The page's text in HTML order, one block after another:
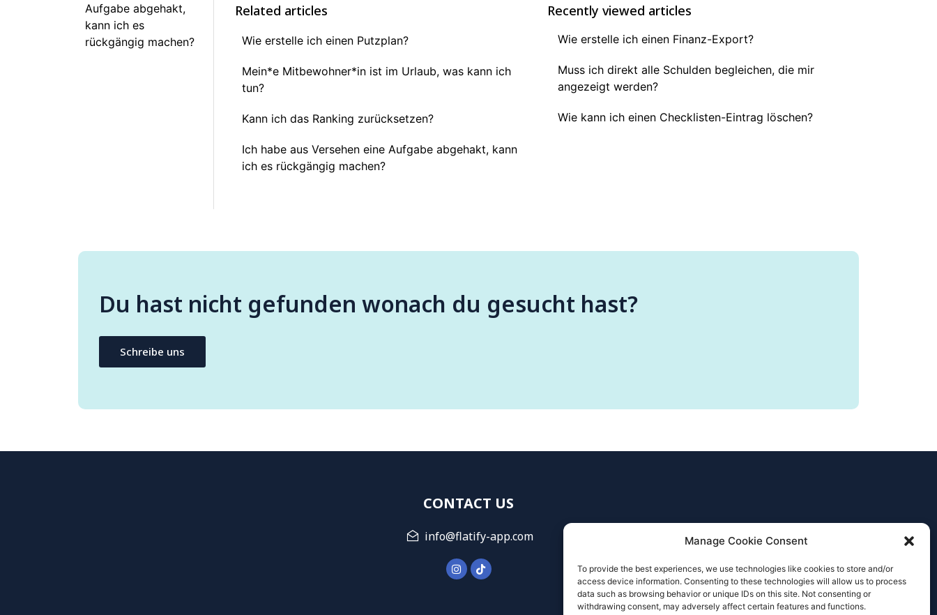
Manage Cookie Consent
To provide the best experiences, we use technologies like cookies to store and/or
access device information. Consenting to these technologies will allow us to process
data such as browsing behavior or unique IDs on this site. Not consenting or
withdrawing consent, may adversely affect certain features and functions.
Aufgabe abgehakt,
kann ich es
rückgängig machen?
Related articles
Wie erstelle ich einen Putzplan?
Mein*e Mitbewohner*in ist im Urlaub, was kann ich
tun?
Kann ich das Ranking zurücksetzen?
Ich habe aus Versehen eine Aufgabe abgehakt, kann
ich es rückgängig machen?
Recently viewed articles
Wie erstelle ich einen Finanz-Export?
Muss ich direkt alle Schulden begleichen, die mir
angezeigt werden?
Wie kann ich einen Checklisten-Eintrag löschen?
Du hast nicht gefunden wonach du gesucht hast?
Schreibe uns
CONTACT US
info@flatify-app.com